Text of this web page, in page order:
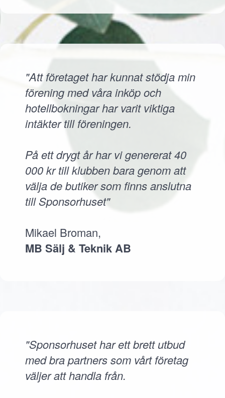
"Att företaget har kunnat stödja min
förening med våra inköp och
hotellbokningar har varit viktiga
intäkter till föreningen.
På ett drygt år har vi genererat 40
000 kr till klubben bara genom att
välja de butiker som finns anslutna
till Sponsorhuset"
Mikael Broman,
MB Sälj & Teknik AB
"Sponsorhuset har ett brett utbud
med bra partners som vårt företag
väljer att handla från.